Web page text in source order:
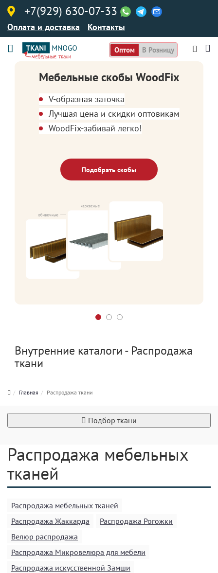
+7(929) 630-07-33
Оплата и доставка Контакты
Оптом В Розницу
Мебельные скобы WoodFix
V-образная заточка
Лучшая цена и скидки оптовикам
WoodFix-забивай легко!
Подобрать скобы
Внутренние каталоги - Распродажа
ткани
Главная Распродажа ткани
Подбор ткани
Распродажа мебельных
тканей
Распродажа мебельных тканей
Распродажа Жаккарда
Распродажа Рогожки
Велюр распродажа
Распродажа Микровелюра для мебели
Распродажа искусственной Замши